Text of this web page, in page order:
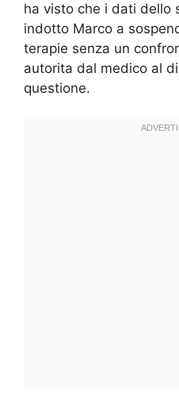
ha visto che i dati dello
indotto Marco a
terapie senza un
autorita dal medico al
questione.